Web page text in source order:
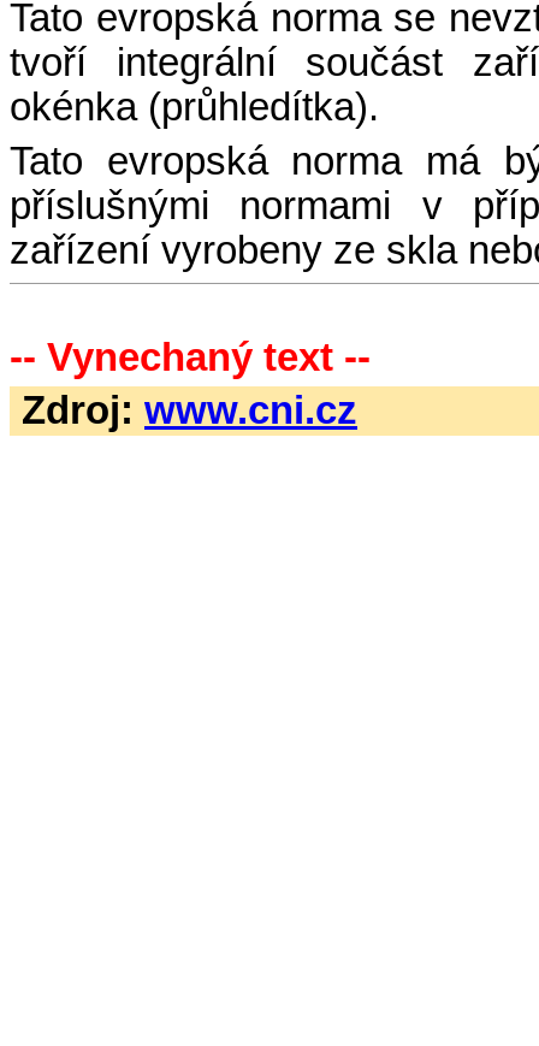
Tato evropská norma se
tvoří integrální součást
okénka (průhledítka).
Tato evropská norma má
příslušnými normami v
zařízení vyrobeny ze skla
-- Vynechaný text --
Zdroj: www.cni.cz